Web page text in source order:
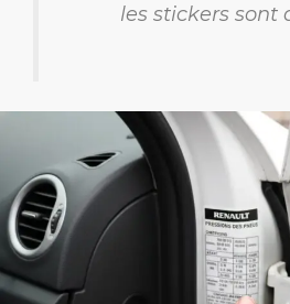
les stickers sont